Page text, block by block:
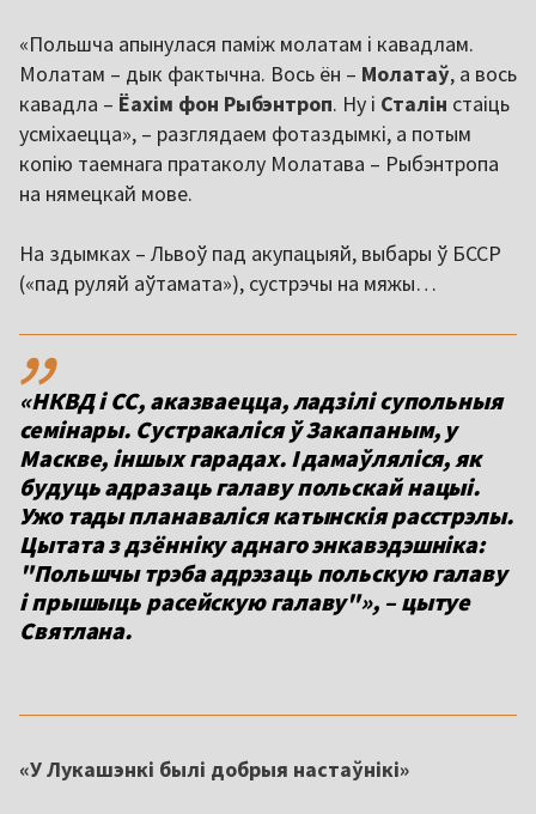
«Польшча апынулася паміж молатам і кавадлам.
Молатам – дык фактычна. Вось ён – Молатаў, а вось
кавадла – Ёахім фон Рыбэнтроп. Ну і Сталін стаіць
усміхаецца», – разглядаем фотаздымкі, а потым
копію таемнага пратаколу Молатава – Рыбэнтропа
на нямецкай мове.
На здымках – Львоў пад акупацыяй, выбары ў БССР
(«пад руляй аўтамата»), сустрэчы на мяжы…
,,
«НКВД і СС, аказваецца, ладзілі супольныя
семінары. Сустракаліся ў Закапаным, у
Маскве, іншых гарадах. І дамаўляліся, як
будуць адразаць галаву польскай нацыі.
Ужо тады планаваліся катынскія расстрэлы.
Цытата з дзённіку аднаго энкавэдэшніка:
"Польшчы трэба адрэзаць польскую галаву
і прышыць расейскую галаву"», – цытуе
Святлана.
«У Лукашэнкі былі добрыя настаўнікі»